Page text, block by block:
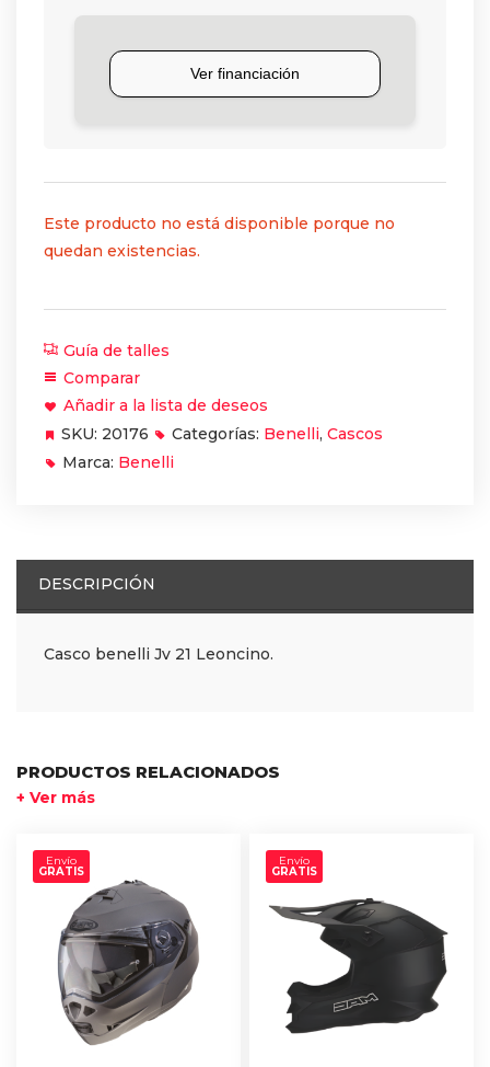
Este producto no está disponible porque no
quedan existencias.
Guía de talles
Comparar
Añadir a la lista de deseos
SKU: 20176 Categorías: Benelli, Cascos
Marca: Benelli
DESCRIPCIÓN
Casco benelli Jv 21 Leoncino.
PRODUCTOS RELACIONADOS
+ Ver más
Envío
GRATIS
Envío
GRATIS